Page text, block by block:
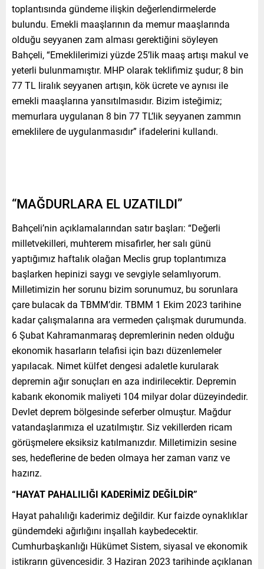
toplantısında gündeme ilişkin değerlendirmelerde
bulundu. Emekli maaşlarının da memur maaşlarında
olduğu seyyanen zam alması gerektiğini söyleyen
Bahçeli, “Emeklilerimizi yüzde 25’lik maaş artışı makul ve
yeterli bulunmamıştır. MHP olarak teklifimiz şudur; 8 bin
77 TL liralık seyyanen artışın, kök ücrete ve aynısı ile
emekli maaşlarına yansıtılmasıdır. Bizim isteğimiz;
memurlara uygulanan 8 bin 77 TL’lik seyyanen zammın
emeklilere de uygulanmasıdır” ifadelerini kullandı.
“MAĞDURLARA EL UZATILDI”
Bahçeli’nin açıklamalarından satır başları: “Değerli
milletvekilleri, muhterem misafirler, her salı günü
yaptığımız haftalık olağan Meclis grup toplantımıza
başlarken hepinizi saygı ve sevgiyle selamlıyorum.
Milletimizin her sorunu bizim sorunumuz, bu sorunlara
çare bulacak da TBMM’dir. TBMM 1 Ekim 2023 tarihine
kadar çalışmalarına ara vermeden çalışmak durumunda.
6 Şubat Kahramanmaraş depremlerinin neden olduğu
ekonomik hasarların telafisi için bazı düzenlemeler
yapılacak. Nimet külfet dengesi adaletle kurularak
depremin ağır sonuçları en aza indirilecektir. Depremin
kabarık ekonomik maliyeti 104 milyar dolar düzeyindedir.
Devlet deprem bölgesinde seferber olmuştur. Mağdur
vatandaşlarımıza el uzatılmıştır. Siz vekillerden ricam
görüşmelere eksiksiz katılmanızdır. Milletimizin sesine
ses, hedeflerine de beden olmaya her zaman varız ve
hazırız.
“HAYAT PAHALILIĞI KADERİMİZ DEĞİLDİR”
Hayat pahalılığı kaderimiz değildir. Kur faizde oynaklıklar
gündemdeki ağırlığını inşallah kaybedecektir.
Cumhurbaşkanlığı Hükümet Sistem, siyasal ve ekonomik
istikrarın güvencesidir. 3 Haziran 2023 tarihinde açıklanan